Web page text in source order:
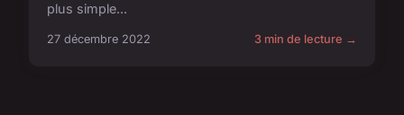
plus simple...
27 décembre 2022 3 min de lecture →